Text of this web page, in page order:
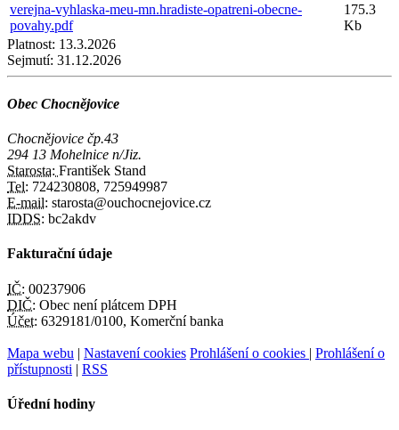
verejna-vyhlaska-meu-mn.hradiste-opatreni-obecne-
povahy.pdf
175.3
Kb
Platnost: 13.3.2026
Sejmutí: 31.12.2026
Obec Chocnějovice
Chocnějovice čp.43
294 13 Mohelnice n/Jiz.
Starosta: František Stand
Tel: 724230808, 725949987
E-mail: starosta@ouchocnejovice.cz
IDDS: bc2akdv
Fakturační údaje
IČ: 00237906
DIČ: Obec není plátcem DPH
Účet: 6329181/0100, Komerční banka
Mapa webu | Nastavení cookies Prohlášení o cookies | Prohlášení o
přístupnosti | RSS
Úřední hodiny